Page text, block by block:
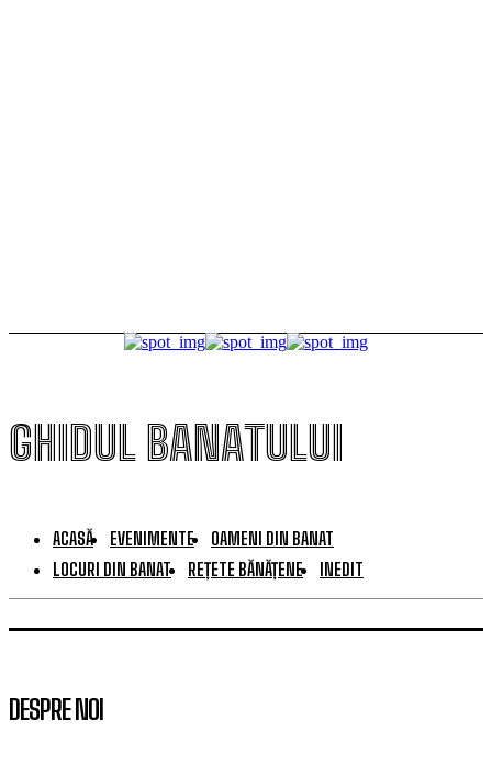
GHIDUL BANATULUI
ACASĂ EVENIMENTE
OAMENI DIN BANAT
LOCURI DIN BANAT
REȚETE BĂNĂȚENE INEDIT
DESPRE NOI